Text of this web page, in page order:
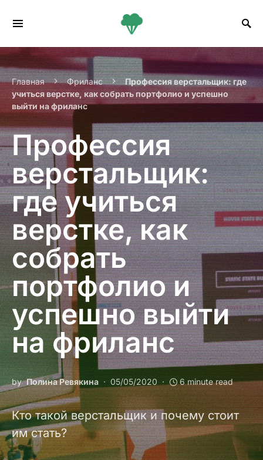
Главная Фриланс
Профессия верстальщик: где
учиться верстке, как собрать портфолио и успешно
выйти на фриланс
Профессия
верстальщик:
где учиться
верстке, как
собрать
портфолио и
успешно выйти
на фриланс
by Полина Ревякина 05/05/2020 6 minute read
Кто такой верстальщик и почему стоит
им стать?